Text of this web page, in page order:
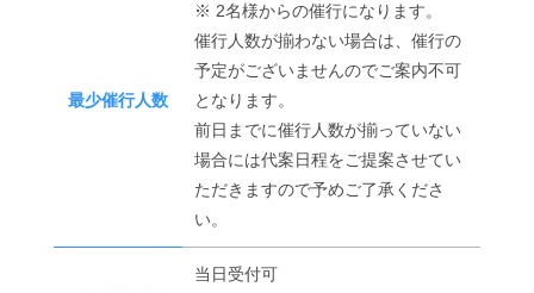
最少催行人数
※ 2名様からの催行になります。
催行人数が揃わない場合は、催行の
予定がございませんのでご案内不可
となります。
前日までに催行人数が揃っていない
場合には代案日程をご提案させてい
ただきますので予めご了承くださ
い。
当日受付可